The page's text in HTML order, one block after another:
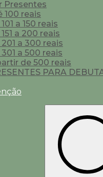
Presentes
100 reais
a 150 reais
a 200 reais
a 300 reais
a 500 reais
de 500 reais
PARA